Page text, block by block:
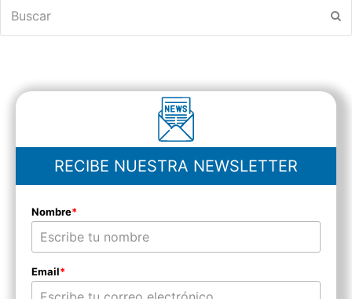
RECIBE NUESTRA NEWSLETTER
Nombre*
Email*